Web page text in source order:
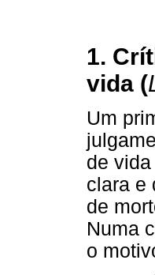
1.
vida (
Um
de vida
clara e
de
Numa
o